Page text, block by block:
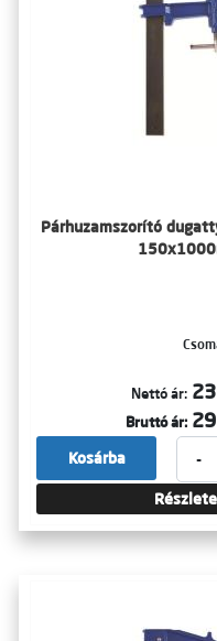
Párhuzamszorító
Nettó ár:
Bruttó ár:
-
Kosárba